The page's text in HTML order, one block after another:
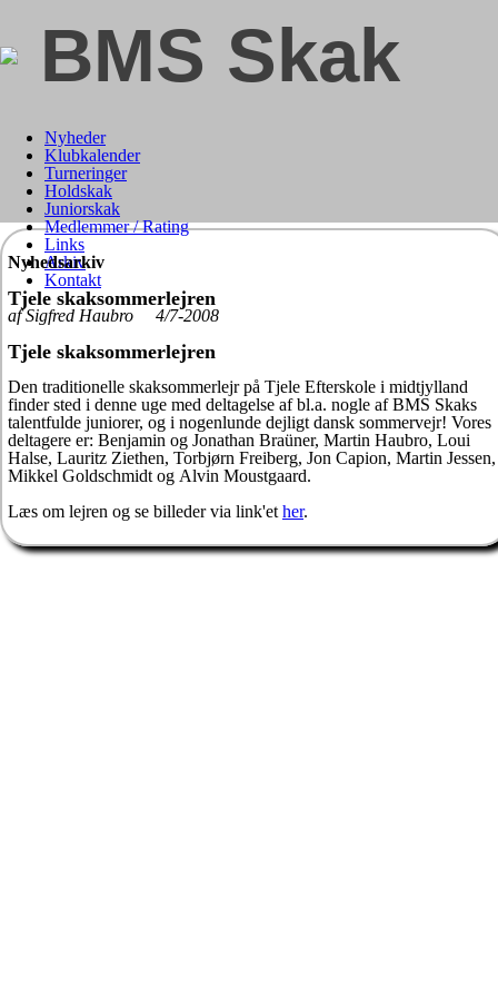
BMS Skak
Nyheder
Klubkalender
Turneringer
Holdskak
Juniorskak
Medlemmer / Rating
Links
Arkiv
Kontakt
Nyhedsarkiv
Tjele skaksommerlejren
af Sigfred Haubro 4/7-2008
Tjele skaksommerlejren
Den traditionelle skaksommerlejr på Tjele Efterskole i midtjylland
finder sted i denne uge med deltagelse af bl.a. nogle af BMS Skaks
talentfulde juniorer, og i nogenlunde dejligt dansk sommervejr! Vores
deltagere er: Benjamin og Jonathan Braüner, Martin Haubro, Loui
Halse, Lauritz Ziethen, Torbjørn Freiberg, Jon Capion, Martin Jessen,
Mikkel Goldschmidt og Alvin Moustgaard.
Læs om lejren og se billeder via link'et her.